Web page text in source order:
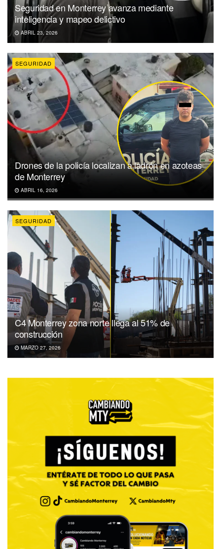
Seguridad en Monterrey avanza mediante
inteligencia y mapeo delictivo
ABRIL 23, 2026
SEGURIDAD
Drones de la policía localizan a ladrón en azoteas
de Monterrey
ABRIL 16, 2026
SEGURIDAD
C4 Monterrey zona norte llega al 51% de
construcción
MARZO 27, 2026